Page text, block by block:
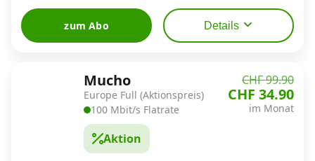
zum Abo Details
Mucho
Europe Full (Aktionspreis)
100 Mbit/s Flatrate
Aktion
CHF 99.90
CHF 34.90
im Monat